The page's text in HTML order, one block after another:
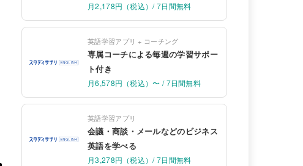
月2,178円（税込）/ 7日間無料
英語学習アプリ + コーチング
専属コーチによる毎週の学習サポー
ト付き
月6,578円（税込）〜 / 7日間無料
英語学習アプリ
会議・商談・メールなどのビジネス
英語を学べる
月3,278円（税込）/ 7日間無料